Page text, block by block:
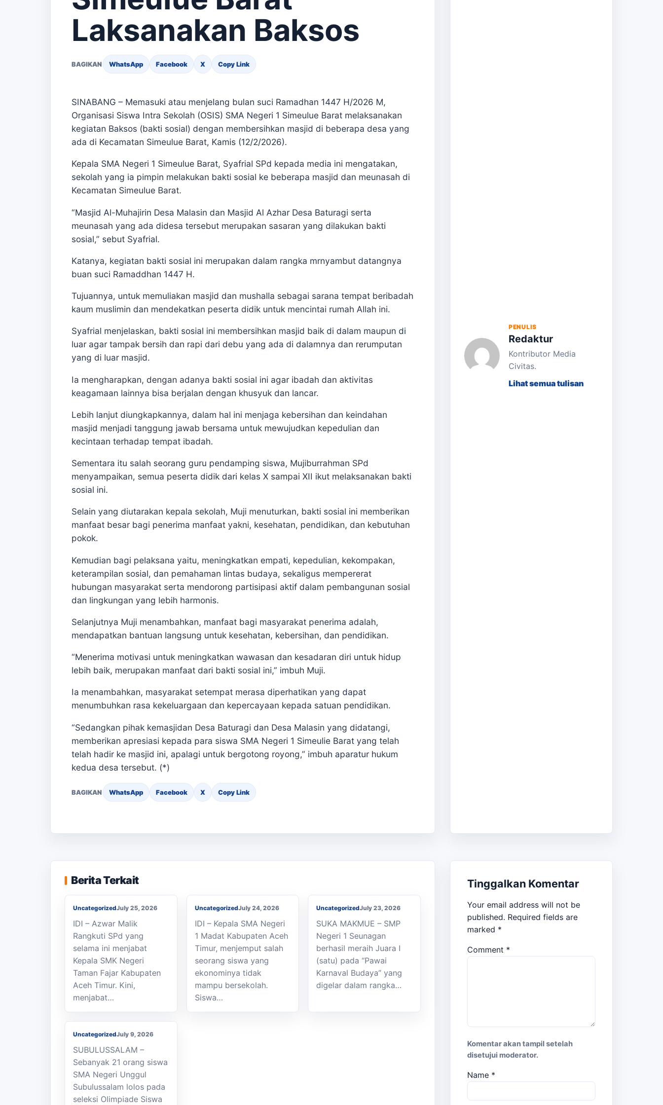
Laksanakan Baksos
BAGIKAN WhatsApp Facebook X Copy Link
SINABANG – Memasuki atau menjelang bulan suci Ramadhan 1447 H/2026 M,
Organisasi Siswa Intra Sekolah (OSIS) SMA Negeri 1 Simeulue Barat melaksanakan
kegiatan Baksos (bakti sosial) dengan membersihkan masjid di beberapa desa yang
ada di Kecamatan Simeulue Barat, Kamis (12/2/2026).
Kepala SMA Negeri 1 Simeulue Barat, Syafrial SPd kepada media ini mengatakan,
sekolah yang ia pimpin melakukan bakti sosial ke beberapa masjid dan meunasah di
Kecamatan Simeulue Barat.
“Masjid Al-Muhajirin Desa Malasin dan Masjid Al Azhar Desa Baturagi serta
meunasah yang ada didesa tersebut merupakan sasaran yang dilakukan bakti
sosial,” sebut Syafrial.
Katanya, kegiatan bakti sosial ini merupakan dalam rangka mrnyambut datangnya
buan suci Ramaddhan 1447 H.
Tujuannya, untuk memuliakan masjid dan mushalla sebagai sarana tempat beribadah
kaum muslimin dan mendekatkan peserta didik untuk mencintai rumah Allah ini.
Syafrial menjelaskan, bakti sosial ini membersihkan masjid baik di dalam maupun di
luar agar tampak bersih dan rapi dari debu yang ada di dalamnya dan rerumputan
yang di luar masjid.
Ia mengharapkan, dengan adanya bakti sosial ini agar ibadah dan aktivitas
keagamaan lainnya bisa berjalan dengan khusyuk dan lancar.
Lebih lanjut diungkapkannya, dalam hal ini menjaga kebersihan dan keindahan
masjid menjadi tanggung jawab bersama untuk mewujudkan kepedulian dan
kecintaan terhadap tempat ibadah.
Sementara itu salah seorang guru pendamping siswa, Mujiburrahman SPd
menyampaikan, semua peserta didik dari kelas X sampai XII ikut melaksanakan bakti
sosial ini.
Selain yang diutarakan kepala sekolah, Muji menuturkan, bakti sosial ini memberikan
manfaat besar bagi penerima manfaat yakni, kesehatan, pendidikan, dan kebutuhan
pokok.
Kemudian bagi pelaksana yaitu, meningkatkan empati, kepedulian, kekompakan,
keterampilan sosial, dan pemahaman lintas budaya, sekaligus mempererat
hubungan masyarakat serta mendorong partisipasi aktif dalam pembangunan sosial
dan lingkungan yang lebih harmonis.
Selanjutnya Muji menambahkan, manfaat bagi masyarakat penerima adalah,
mendapatkan bantuan langsung untuk kesehatan, kebersihan, dan pendidikan.
“Menerima motivasi untuk meningkatkan wawasan dan kesadaran diri untuk hidup
lebih baik, merupakan manfaat dari bakti sosial ini,” imbuh Muji.
Ia menambahkan, masyarakat setempat merasa diperhatikan yang dapat
menumbuhkan rasa kekeluargaan dan kepercayaan kepada satuan pendidikan.
“Sedangkan pihak kemasjidan Desa Baturagi dan Desa Malasin yang didatangi,
memberikan apresiasi kepada para siswa SMA Negeri 1 Simeulie Barat yang telah
telah hadir ke masjid ini, apalagi untuk bergotong royong,” imbuh aparatur hukum
kedua desa tersebut. (*)
BAGIKAN WhatsApp Facebook X Copy Link
PENULIS
Redaktur
Kontributor Media
Civitas.
Lihat semua tulisan
Berita Terkait
Taman Fajar Nakhodai
SMKN 1 Idi
UncategorizedJuly 25, 2026
IDI – Azwar Malik
Rangkuti SPd yang
selama ini menjabat
Kepala SMK Negeri
Taman Fajar Kabupaten
Aceh Timur. Kini,
menjabat…
UncategorizedJuly 24, 2026
IDI – Kepala SMA Negeri
1 Madat Kabupaten Aceh
Timur, menjemput salah
seorang siswa yang
ekonominya tidak
mampu bersekolah.
Siswa…
UncategorizedJuly 23, 2026
SUKA MAKMUE – SMP
Negeri 1 Seunagan
berhasil meraih Juara I
(satu) pada “Pawai
Karnaval Budaya” yang
digelar dalam rangka…
21 Siswa SMA Unggul
Subulussalam Lolos
Sepuluh Besar OSN-P
Nasional, Ini Kata
Kacabdisdiknya
UncategorizedJuly 9, 2026
SUBULUSSALAM –
Sebanyak 21 orang siswa
SMA Negeri Unggul
Subulussalam lolos pada
seleksi Olimpiade Siswa
Tinggalkan Komentar
Your email address will not be
published. Required fields are
marked *
Comment *
Komentar akan tampil setelah
disetujui moderator.
Name *